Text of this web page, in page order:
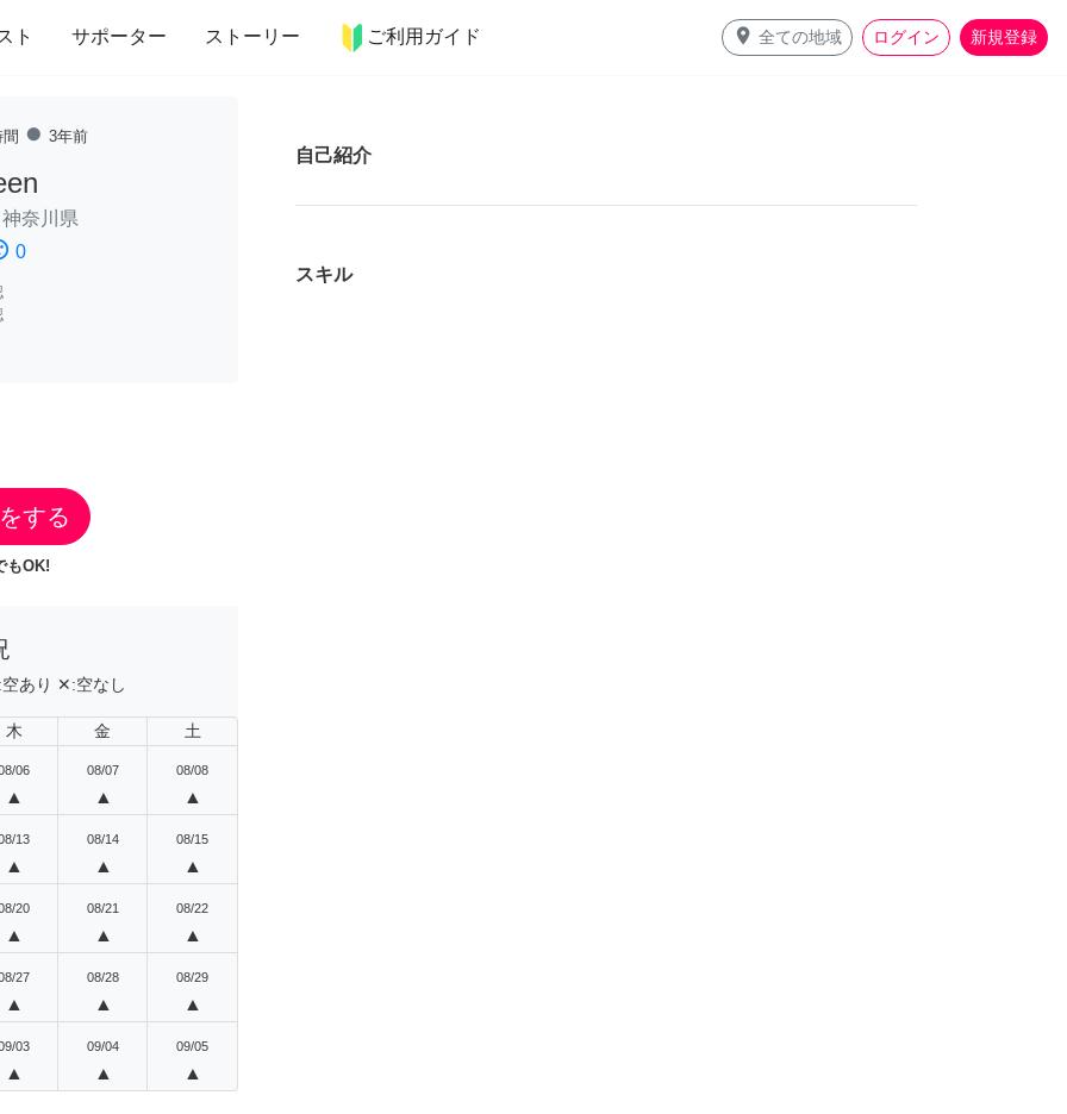
ト サポーター ストーリー ご利用ガイド place 全ての地域 ログイン 新規登録
インテリア 趣味・習い事 ペット 料理
fiber_manual_record 3年前
神奈川県
0
する
もOK!
空あり ✕:空なし
木 金 土
06
▲
08/07
▲
08/08
▲
13
▲
08/14
▲
08/15
▲
20
▲
08/21
▲
08/22
▲
27
▲
08/28
▲
08/29
▲
03
▲
09/04
▲
09/05
▲
自己紹介
スキル